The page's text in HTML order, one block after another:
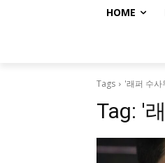
HOME
Tags '래퍼 수사
Tag: '